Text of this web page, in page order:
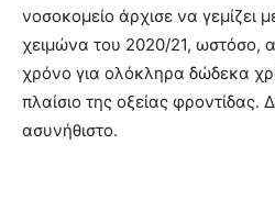
νοσοκομείο άρχισε να γεμίζει
χειμώνα του 2020/21, ωστόσο,
χρόνο για ολόκληρα δώδεκα
πλαίσιο της οξείας φροντίδας.
ασυνήθιστο.